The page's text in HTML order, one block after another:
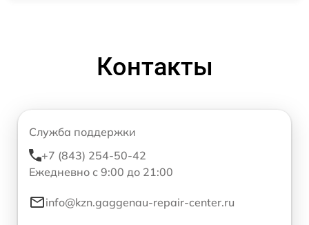
Контакты
Служба поддержки
+7 (843) 254-50-42
Ежедневно с 9:00 до 21:00
info@kzn.gaggenau-repair-center.ru